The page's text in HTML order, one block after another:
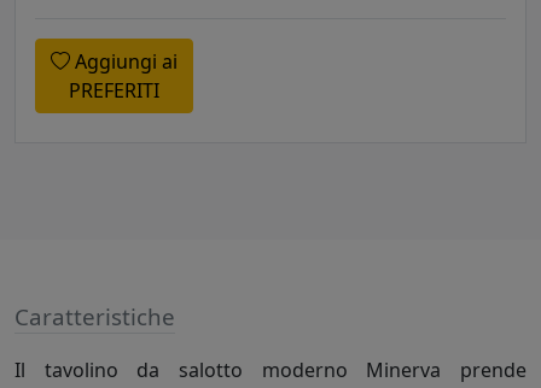
Aggiungi ai
PREFERITI
Caratteristiche
Il tavolino da salotto moderno Minerva prende